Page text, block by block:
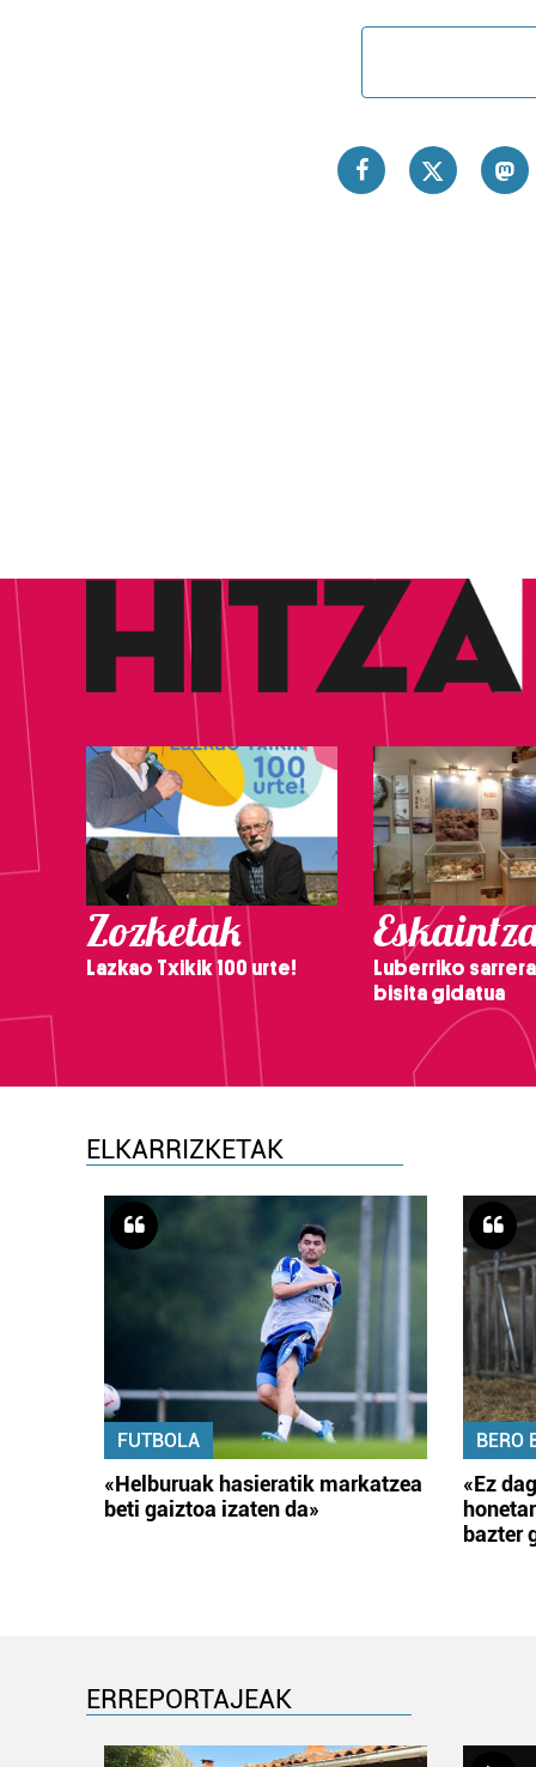
Zozketak
Lazkao Txikik 100 urte!
Luberriko
bisita gidatua
ELKARRIZKETAK
FUTBOLA
«Helburuak hasieratik markatzea
beti gaiztoa izaten da»
BERO
«Ez
bazter
ERREPORTAJEAK